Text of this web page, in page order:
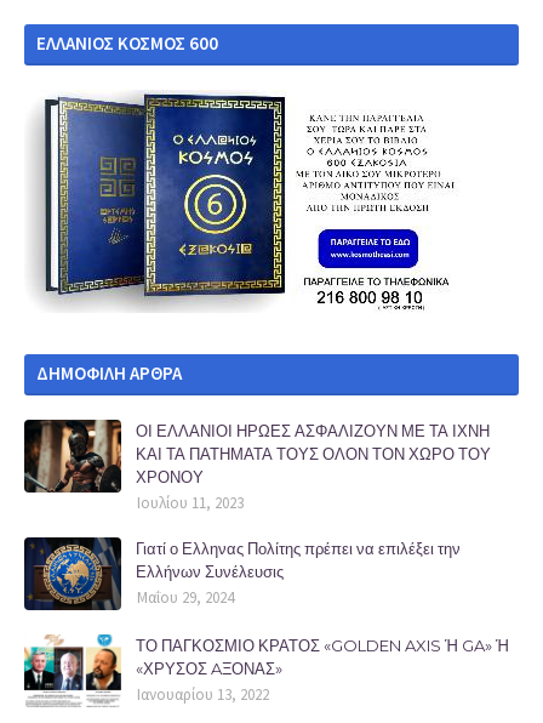
ΕΛΛΑΝΙΟΣ ΚΟΣΜΟΣ 600
ΔΗΜΟΦΙΛΗ ΑΡΘΡΑ
ΟΙ ΕΛΛΑΝΙΟΙ ΗΡΩΕΣ ΑΣΦΑΛΙΖΟΥΝ ΜΕ ΤΑ ΙΧΝΗ
ΚΑΙ ΤΑ ΠΑΤΗΜΑΤΑ ΤΟΥΣ ΟΛΟΝ ΤΟΝ ΧΩΡΟ ΤΟΥ
ΧΡΟΝΟΥ
Ιουλίου 11, 2023
Γιατί ο Ελληνας Πολίτης πρέπει να επιλέξει την
Ελλήνων Συνέλευσις
Μαΐου 29, 2024
ΤΟ ΠΑΓΚΟΣΜΙΟ ΚΡΑΤΟΣ «GOLDEN AXIS Ή GA» Ή
«ΧΡΥΣΟΣ AΞΟΝΑΣ»
Ιανουαρίου 13, 2022